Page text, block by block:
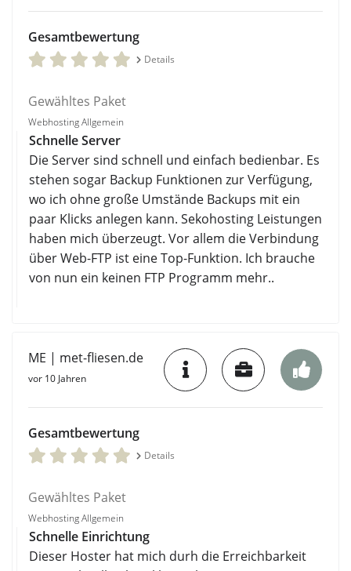
Gesamtbewertung
Details
Gewähltes Paket
Webhosting Allgemein
Schnelle Server
Die Server sind schnell und einfach bedienbar. Es
stehen sogar Backup Funktionen zur Verfügung,
wo ich ohne große Umstände Backups mit ein
paar Klicks anlegen kann. Sekohosting Leistungen
haben mich überzeugt. Vor allem die Verbindung
über Web-FTP ist eine Top-Funktion. Ich brauche
von nun ein keinen FTP Programm mehr..
ME | met-fliesen.de
vor 10 Jahren
Gesamtbewertung
Details
Gewähltes Paket
Webhosting Allgemein
Schnelle Einrichtung
Dieser Hoster hat mich durh die Erreichbarkeit